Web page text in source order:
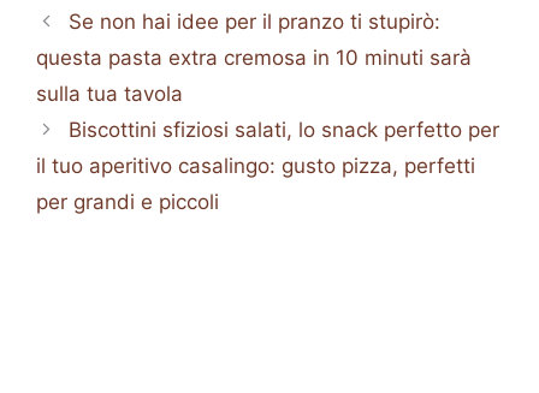
Se non hai idee per il pranzo ti stupirò:
questa pasta extra cremosa in 10 minuti sarà
sulla tua tavola
Biscottini sfiziosi salati, lo snack perfetto per
il tuo aperitivo casalingo: gusto pizza, perfetti
per grandi e piccoli